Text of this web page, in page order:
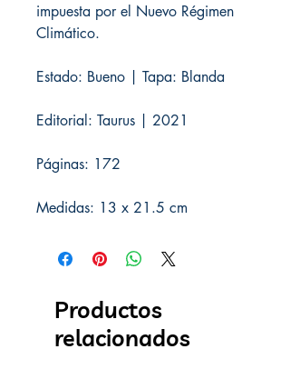
impuesta por el Nuevo Régimen
Climático.
Estado: Bueno | Tapa: Blanda
Editorial: Taurus | 2021
Páginas: 172
Medidas: 13 x 21.5 cm
Productos
relacionados